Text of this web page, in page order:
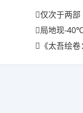
仅次于两部
局地现-
《太吾绘